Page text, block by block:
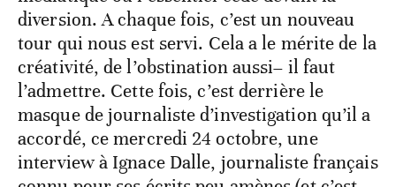
diversion. A chaque fois, c’est un nouveau
tour qui nous est servi. Cela a le mérite de la
créativité, de l’obstination aussi– il faut
l’admettre. Cette fois, c’est derrière le
masque de journaliste d’investigation qu’il a
accordé, ce mercredi 24 octobre, une
interview à Ignace Dalle, journaliste français